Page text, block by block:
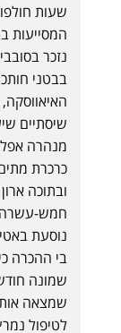
שעות
המסייעות
נזכר
בבטני
שיסתיים
מנהרה
כרכרת
ובתוכה
חמש-עשרה
נוסעת
בי ההכרה
שמונה
שמצאה
לטיפול